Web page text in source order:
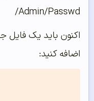
Admin/Passwd/
اضافه کنید: